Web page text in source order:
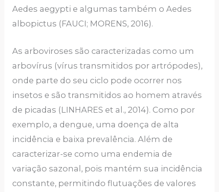
Aedes aegypti e algumas também o Aedes
albopictus (FAUCI; MORENS, 2016).
As arboviroses são caracterizadas como um
arbovírus (vírus transmitidos por artrópodes),
onde parte do seu ciclo pode ocorrer nos
insetos e são transmitidos ao homem através
de picadas (LINHARES et al., 2014). Como por
exemplo, a dengue, uma doença de alta
incidência e baixa prevalência. Além de
caracterizar-se como uma endemia de
variação sazonal, pois mantém sua incidência
constante, permitindo flutuações de valores